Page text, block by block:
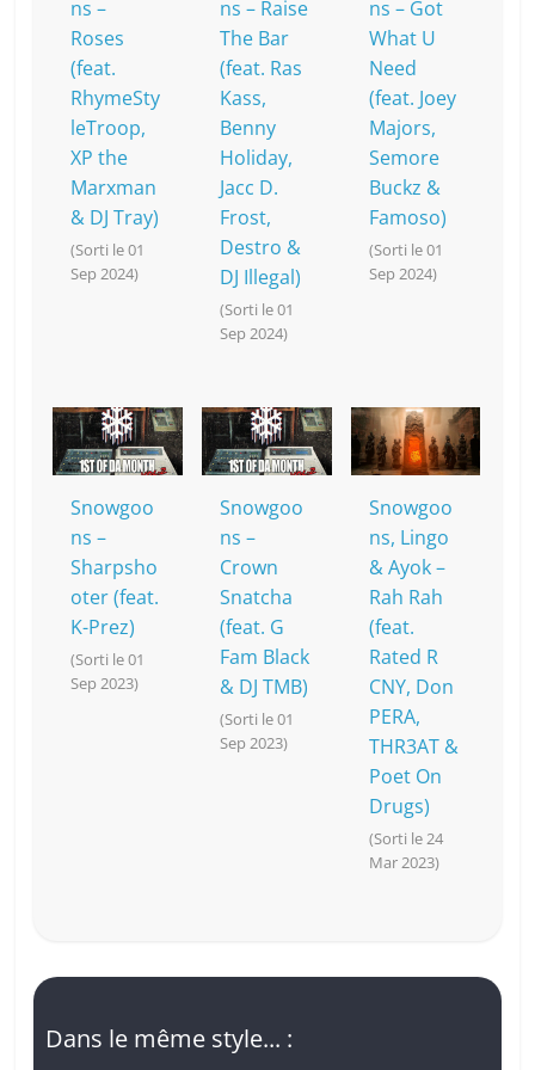
ns –
Roses
(feat.
RhymeSty
leTroop,
XP the
Marxman
& DJ Tray)
(Sorti le 01
Sep 2024)
ns – Raise
The Bar
(feat. Ras
Kass,
Benny
Holiday,
Jacc D.
Frost,
Destro &
DJ Illegal)
(Sorti le 01
Sep 2024)
ns – Got
What U
Need
(feat. Joey
Majors,
Semore
Buckz &
Famoso)
(Sorti le 01
Sep 2024)
Snowgoo
ns –
Sharpsho
oter (feat.
K-Prez)
(Sorti le 01
Sep 2023)
Snowgoo
ns –
Crown
Snatcha
(feat. G
Fam Black
& DJ TMB)
(Sorti le 01
Sep 2023)
Snowgoo
ns, Lingo
& Ayok –
Rah Rah
(feat.
Rated R
CNY, Don
PERA,
THR3AT &
Poet On
Drugs)
(Sorti le 24
Mar 2023)
Dans le même style... :